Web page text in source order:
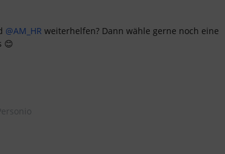
@AM_HR weiterhelfen? Dann wähle gerne noch eine
😊